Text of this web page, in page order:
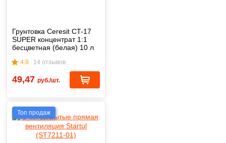
Грунтовка Ceresit CT-17
SUPER концентрат 1:1
бесцветная (белая) 10 л
4.9 14 отзывов
49,47 руб./шт.
Топ продаж